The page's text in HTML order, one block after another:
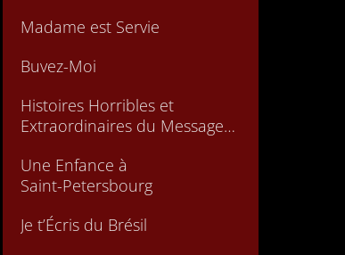
Madame est Servie
Buvez-Moi
Histoires Horribles et
Extraordinaires du Messager
Une Enfance à
Saint-Petersbourg
Je t’Écris du Brésil